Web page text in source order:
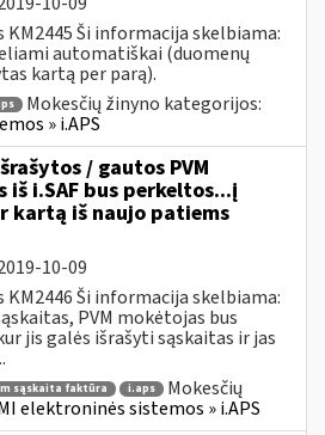
Ši informacija skelbiama:
automatiškai (duomenų
kartą per parą).
Mokesčių žinyno kategorijos:
» i.APS
/ gautos PVM
i.SAF bus perkeltos...į
kartą iš naujo patiems
10-09
Ši informacija skelbiama:
PVM mokėtojas bus
jis galės išrašyti sąskaitas ir jas
sąskaita faktūra i.aps
Mokesčių
elektroninės sistemos » i.APS